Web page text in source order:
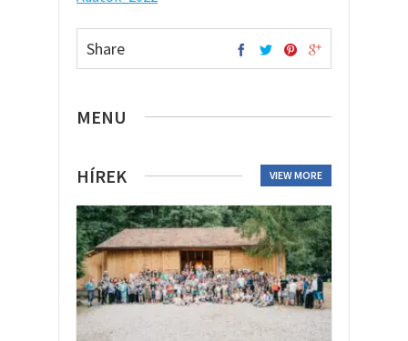
Share
MENU
HÍREK VIEW MORE